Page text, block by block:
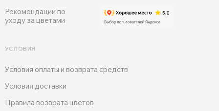
УСЛОВИЯ
Рекомендации по
уходу за цветами
Условия оплаты и возврата средств
Условия доставки
Правила возврата цветов